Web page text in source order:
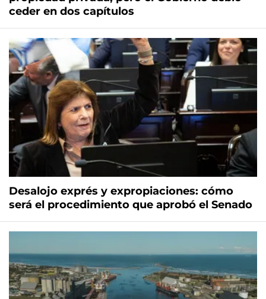
ceder en dos capítulos
Desalojo exprés y expropiaciones: cómo
será el procedimiento que aprobó el Senado